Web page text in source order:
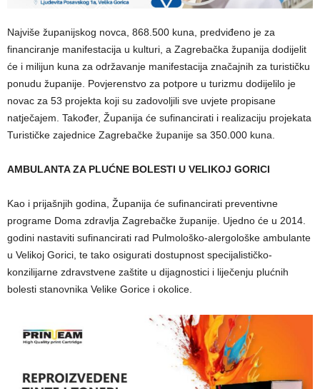
Najviše županijskog novca, 868.500 kuna, predviđeno je za
financiranje manifestacija u kulturi, a Zagrebačka županija dodijelit
će i milijun kuna za održavanje manifestacija značajnih za turističku
ponudu županije. Povjerenstvo za potpore u turizmu dodijelilo je
novac za 53 projekta koji su zadovoljili sve uvjete propisane
natječajem. Također, Županija će sufinancirati i realizaciju projekata
Turističke zajednice Zagrebačke županije sa 350.000 kuna.
AMBULANTA ZA PLUĆNE BOLESTI U VELIKOJ GORICI
Kao i prijašnjih godina, Županija će sufinancirati preventivne
programe Doma zdravlja Zagrebačke županije. Ujedno će u 2014.
godini nastaviti sufinancirati rad Pulmološko-alergološke ambulante
u Velikoj Gorici, te tako osigurati dostupnost specijalističko-
konzilijarne zdravstvene zaštite u dijagnostici i liječenju plućnih
bolesti stanovnika Velike Gorice i okolice.